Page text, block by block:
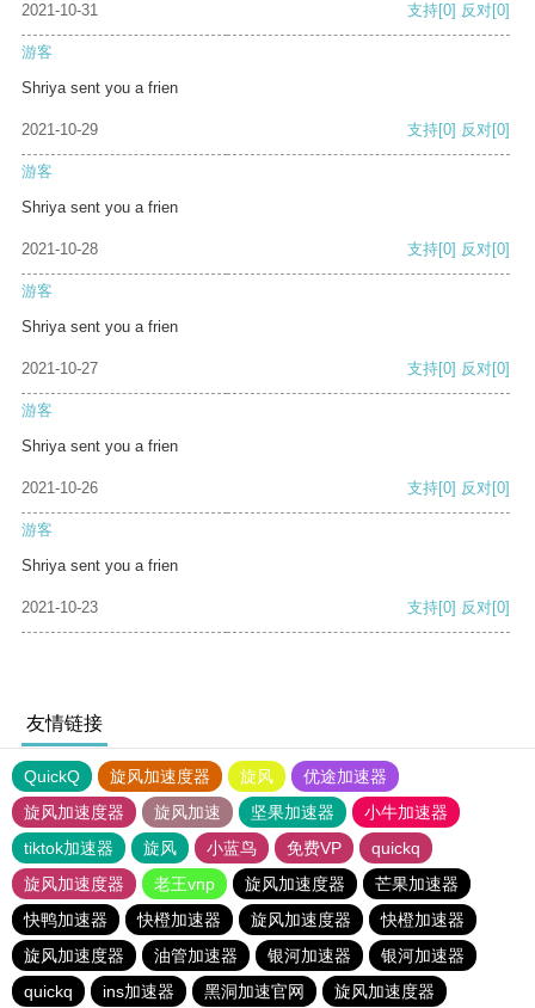
2021-10-31 支持[0] 反对[0]
游客
Shriya sent you a frien
2021-10-29 支持[0] 反对[0]
游客
Shriya sent you a frien
2021-10-28 支持[0] 反对[0]
游客
Shriya sent you a frien
2021-10-27 支持[0] 反对[0]
游客
Shriya sent you a frien
2021-10-26 支持[0] 反对[0]
游客
Shriya sent you a frien
2021-10-23 支持[0] 反对[0]
友情链接
QuickQ 旋风加速度器 旋风
优途加速器
旋风加速度器
旋风加速 坚果加速器
小牛加速器
tiktok加速器
旋风 小蓝鸟 免费VP
quickq
旋风加速度器
老王vnp 旋风加速度器
芒果加速器
快鸭加速器
快橙加速器 旋风加速度器
快橙加速器
旋风加速度器
油管加速器 银河加速器
银河加速器
quickq
ins加速器 黑洞加速官网 旋风加速度器